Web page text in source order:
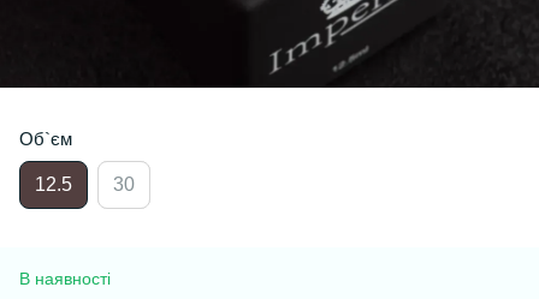
Об`єм
12.5 30
В наявності